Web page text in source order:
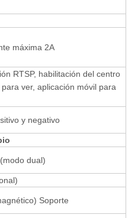
máxima 2A
RTSP, habilitación del centro
ver, aplicación móvil para
y negativo
dual)
Soporte